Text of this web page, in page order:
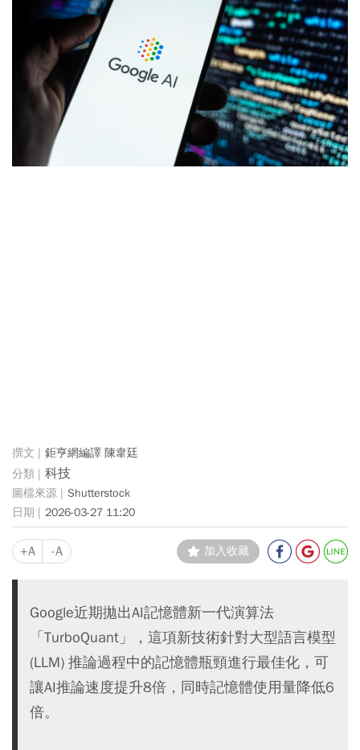
鉅亨網編譯 陳韋廷
科技
Shutterstock
2026-03-27 11:20
+A -A 加入收藏
Google近期拋出AI記憶體新一代演算法
「TurboQuant」，這項新技術針對大型語言模型
(LLM) 推論過程中的記憶體瓶頸進行最佳化，可
讓AI推論速度提升8倍，同時記憶體使用量降低6
倍。